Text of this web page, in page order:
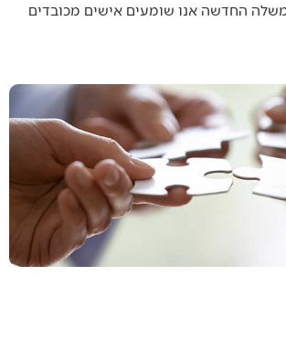
החדשה אנו שומעים אישים מכובדים